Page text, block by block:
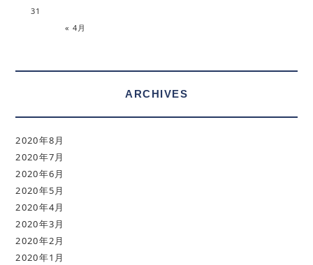
« 4月
31
ARCHIVES
2020年8月
2020年7月
2020年6月
2020年5月
2020年4月
2020年3月
2020年2月
2020年1月